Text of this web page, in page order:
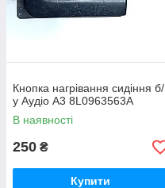
Кнопка нагрівання сидіння б/
у Аудіо А3 8L0963563A
В наявності
250 ₴
Купити